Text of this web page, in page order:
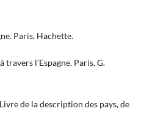
Paris, Hachette.
travers l’Espagne. Paris, G.
de la description des pays, de